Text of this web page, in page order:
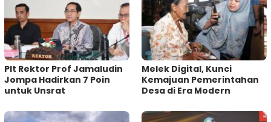
Plt Rektor Prof Jamaludin
Jompa Hadirkan 7 Poin
untuk Unsrat
Melek Digital, Kunci
Kemajuan Pemerintahan
Desa di Era Modern